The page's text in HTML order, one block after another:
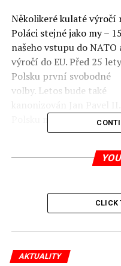
Několikeré kulaté výročí
Poláci stejné jako my –
našeho vstupu do NATO
výročí do EU. Před 25
Polsku první svobodné
volby. Letos bude také
Polsku má být tento rok
Jak změnit mentalitu
biskupů
CLICK
AKTUALITY